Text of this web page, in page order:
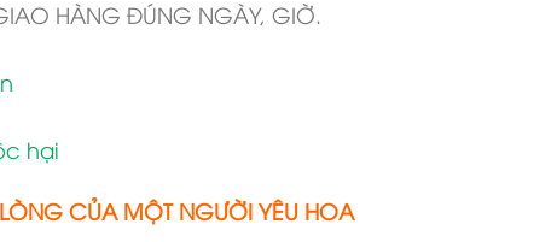
HÀNG ĐÚNG NGÀY, GIỜ.
hại
CỦA MỘT NGƯỜI YÊU HOA